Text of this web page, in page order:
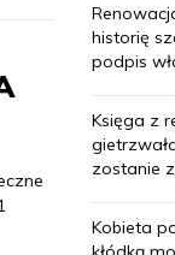
historię
podpis
Księga z
zostanie
Kobieta